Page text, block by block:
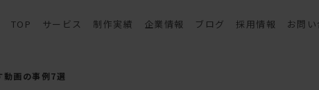
TOP サービス 制作実績 企業情報 ブログ 採用情報
お問い
動画の事例7選